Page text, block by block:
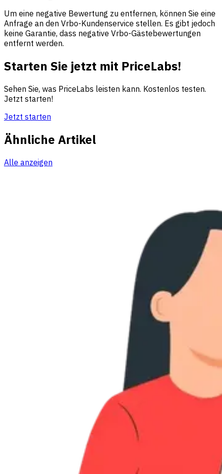
Um eine negative Bewertung zu entfernen, können Sie eine
Anfrage an den Vrbo-Kundenservice stellen. Es gibt jedoch
keine Garantie, dass negative Vrbo-Gästebewertungen
entfernt werden.
Starten Sie jetzt mit PriceLabs!
Sehen Sie, was PriceLabs leisten kann. Kostenlos testen.
Jetzt starten!
Jetzt starten
Ähnliche Artikel
Alle anzeigen